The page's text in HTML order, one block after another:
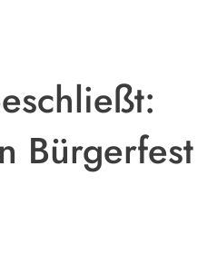
Bürgerfest